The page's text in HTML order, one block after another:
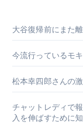
大谷復帰前にまた
今流行っているモ
松本幸四郎さんの
チャットレディで
入を伸ばすために